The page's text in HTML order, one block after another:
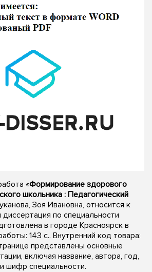
«Формирование здорового
школьника : Педагогический
Зоя Ивановна, относится к
диссертация по специальности
в городе Красноярск в
143 с.. Внутренний код товара:
представлены основные
включая название, автора, год,
шифр специальности.